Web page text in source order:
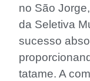
no São
da Seletiva
sucesso
tatame. A